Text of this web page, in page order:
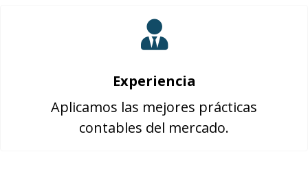
Experiencia
Aplicamos las mejores prácticas
contables del mercado.